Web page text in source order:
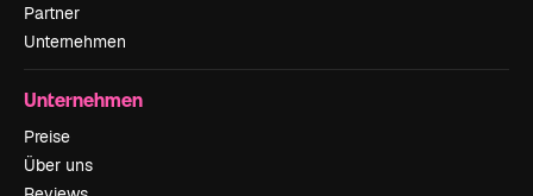
Partner
Unternehmen
Unternehmen
Preise
Über uns